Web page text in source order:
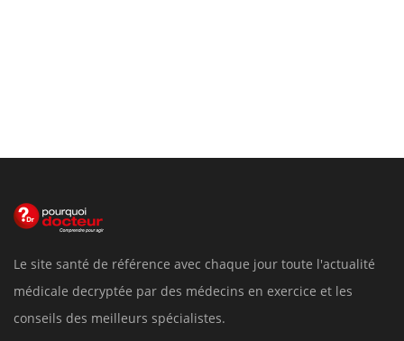
Le site santé de référence avec chaque jour toute l'actualité
médicale decryptée par des médecins en exercice et les
conseils des meilleurs spécialistes.